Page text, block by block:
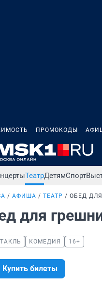
ПРОМОКОДЫ
ТеатрДетямСпорт
АФИША ТЕАТР ОБЕД
для
КОМЕДИЯ 16+
Купить билеты